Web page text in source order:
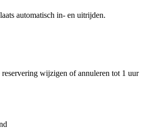
automatisch in- en uitrijden.
reservering wijzigen of annuleren tot 1 uur